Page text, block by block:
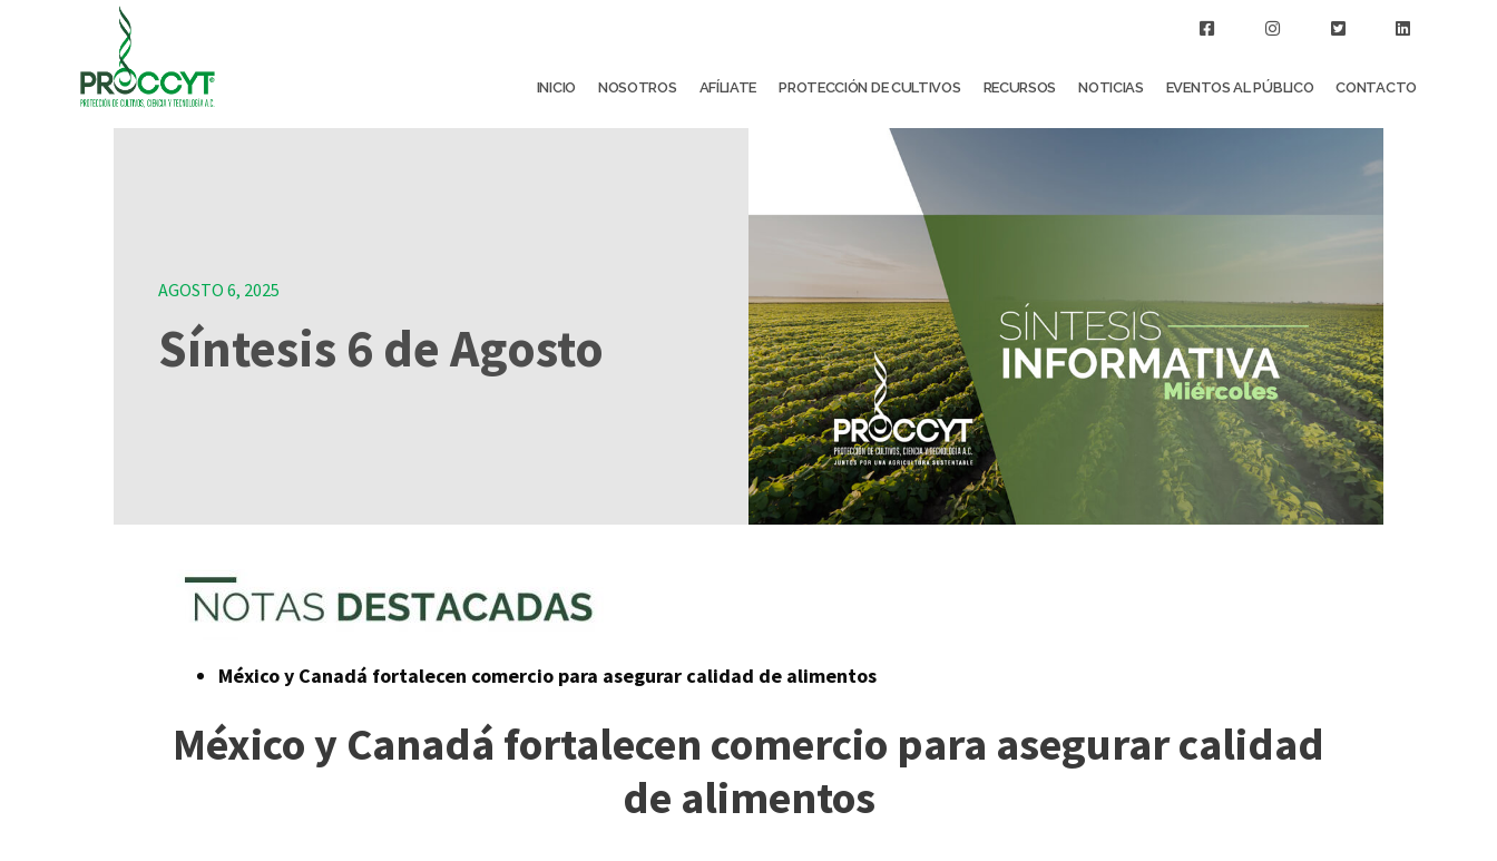
INICIO NOSOTROS AFÍLIATE PROTECCIÓN DE CULTIVOS RECURSOS NOTICIAS EVENTOS AL PÚBLICO CONTACTO
AGOSTO 6, 2025
Síntesis 6 de Agosto
México y Canadá fortalecen comercio para asegurar calidad de alimentos
México y Canadá fortalecen comercio para asegurar calidad
de alimentos